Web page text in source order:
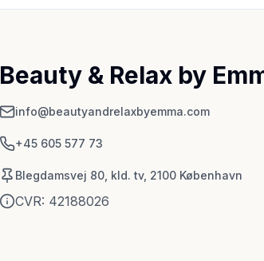
Beauty & Relax by
info@beautyandrelaxbyemma.com
+45 605 577 73
Blegdamsvej 80, kld. tv, 2100 København
CVR: 42188026